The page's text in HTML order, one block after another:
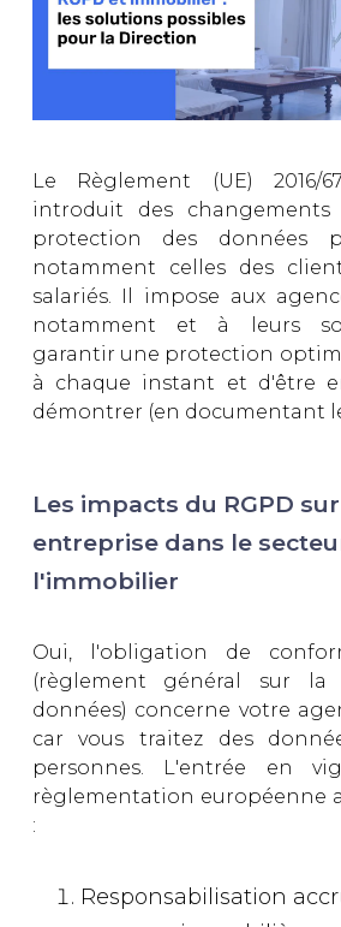
Le Règlement (UE) 2016/
introduit des
protection des données
notamment celles des
salariés. Il impose aux
notamment et à leurs
garantir une protection
à chaque instant et d'être
démontrer (en documentant
Les impacts du RGPD
entreprise dans le
l'immobilier
Oui, l'obligation de
(règlement général sur la
données) concerne votre
car vous traitez des
personnes. L'entrée en
règlementation européenne
:
Responsabilisation